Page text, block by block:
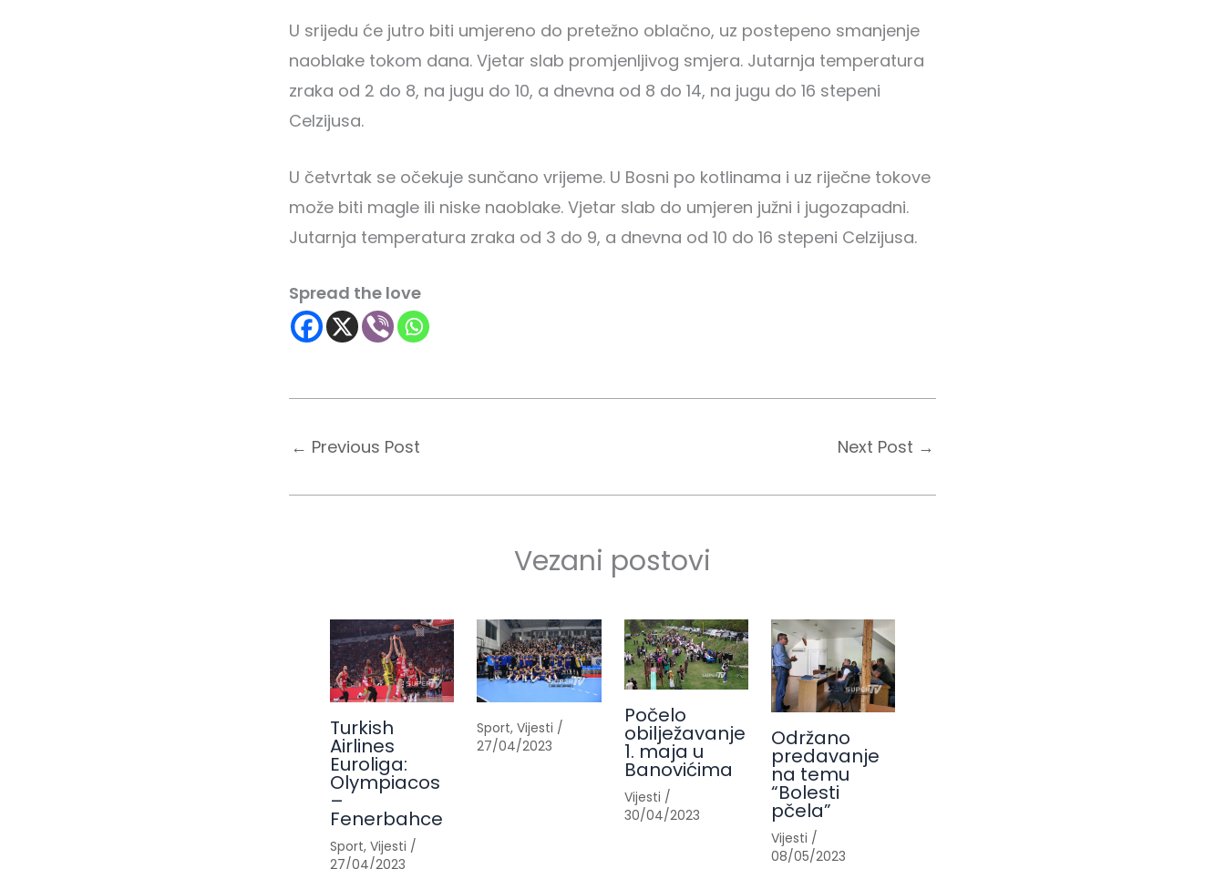
U srijedu će jutro biti umjereno do pretežno oblačno, uz postepeno smanjenje
naoblake tokom dana. Vjetar slab promjenljivog smjera. Jutarnja temperatura
zraka od 2 do 8, na jugu do 10, a dnevna od 8 do 14, na jugu do 16 stepeni
Celzijusa.
U četvrtak se očekuje sunčano vrijeme. U Bosni po kotlinama i uz riječne tokove
može biti magle ili niske naoblake. Vjetar slab do umjeren južni i jugozapadni.
Jutarnja temperatura zraka od 3 do 9, a dnevna od 10 do 16 stepeni Celzijusa.
Spread the love
← Previous Post Next Post →
Vezani postovi
Turkish
Airlines
Euroliga:
Olympiacos
–
Fenerbahce
Sport, Vijesti /
27/04/2023
Sport,Vijesti /
27/04/2023
Počelo
obilježavanje
1. maja u
Banovićima
Vijesti /
30/04/2023
Održano
predavanje
na temu
“Bolesti
pčela”
Vijesti /
08/05/2023